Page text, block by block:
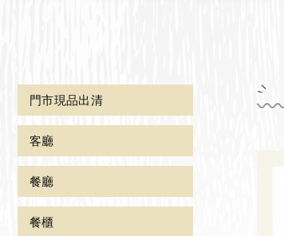
門市現品出清
客廳
餐廳
餐櫃